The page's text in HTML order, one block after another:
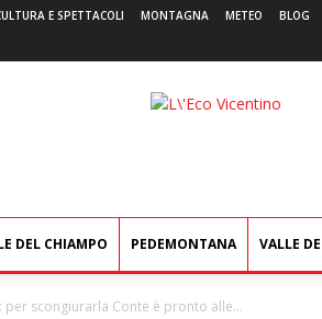
E SPETTACOLI MONTAGNA METEO BLOG
L'Eco
DEL CHIAMPO PEDEMONTANA VALLE
scongiurarla Conte è pronto alle...